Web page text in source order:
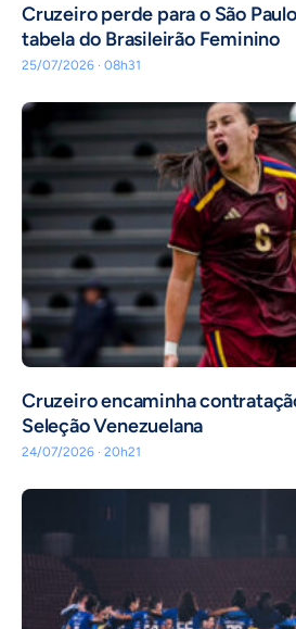
Cruzeiro perde para o São
tabela do Brasileirão Feminino
25/07/2026 · 08h31
Cruzeiro encaminha
Seleção Venezuelana
24/07/2026 · 20h21